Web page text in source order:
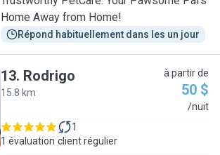
Home Away from Home!
Répond habituellement dans les un jour
13. Rodrigo
15.8 km
à partir de
50 $
/nuit
1 évaluation
1
client régulier